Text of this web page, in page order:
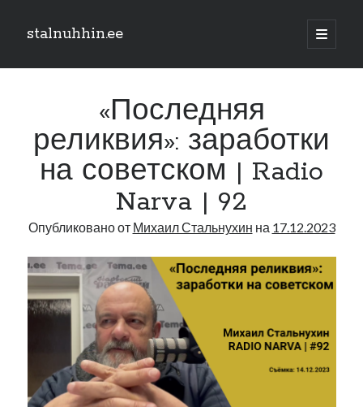
stalnuhhin.ee
отрыть
Боковая
панель
Рубрики
Интервью
Книга
Личное
Нарва и северо-восток
Обзор прессы
Парламент и правительство
Фотографии
Экономика
«Последняя
реликвия»: заработки
на советском | Radio
Narva | 92
Опубликовано от Михаил Стальнухин на 17.12.2023